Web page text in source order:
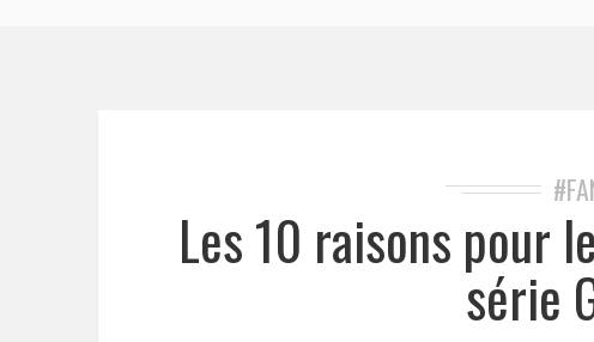
Les 10 raisons pour
série